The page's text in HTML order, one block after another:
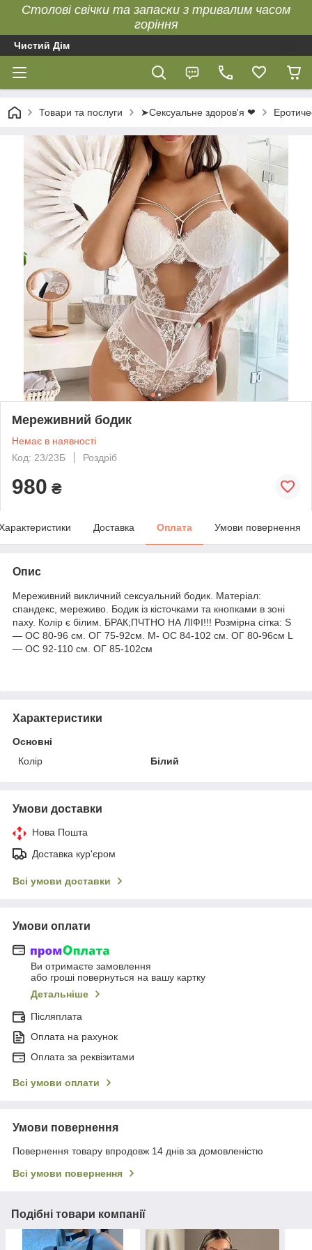
Столові свічки та запаски з тривалим часом
горіння
Чистий Дім
Товари та послуги ➤Сексуальне здоров'я ❤
Мереживний бодик
Немає в наявності
Код: 23/23Б
Роздріб
980 ₴
Доставка Оплата Умови повернення
Опис
Мереживний викличний сексуальний бодик. Матеріал:
спандекс, мереживо. Бодик із кісточками та кнопками в зоні
паху. Колір є білим. БРАК;ПЧТНО НА ЛІФІ!!! Розмірна сітка: S
— ОС 80-96 см. ОГ 75-92см. M- ОС 84-102 см. ОГ 80-96см L
— ОС 92-110 см. ОГ 85-102см
Характеристики
Основні
Колір
Білий
Умови доставки
Нова Пошта
Доставка кур'єром
Всі умови доставки
Умови оплати
Ви отримаєте замовлення
або гроші повернуться на вашу картку
Детальніше
Післяплата
Оплата на рахунок
Оплата за реквізитами
Всі умови оплати
Умови повернення
Повернення товару впродовж 14 днів за домовленістю
Всі умови повернення
Подібні товари компанії